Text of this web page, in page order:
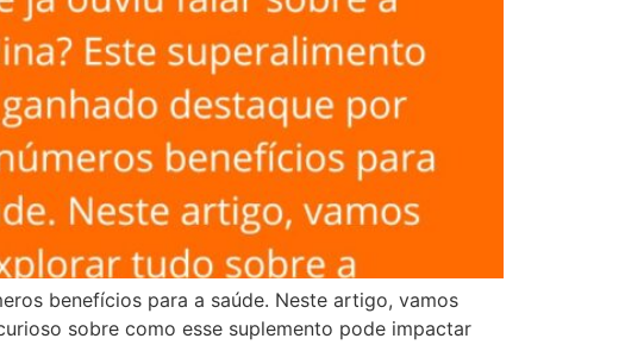
benefícios para a saúde. Neste artigo, vamos
sobre como esse suplemento pode impactar